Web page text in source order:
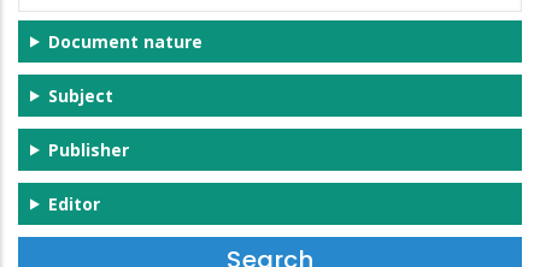
Document nature
Subject
Publisher
Editor